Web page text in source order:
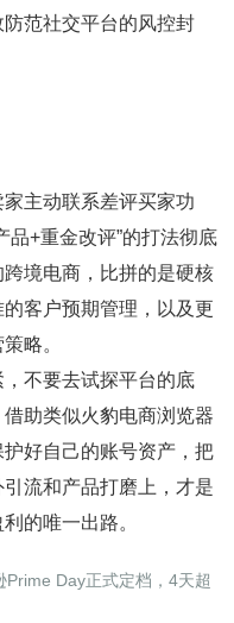
范社交平台的风控封
主动联系差评买家功
品+重金改评”的打法彻底
境电商，比拼的是硬核
客户预期管理，以及更
略。
不要去试探平台的底
助类似火豹电商浏览器
好自己的账号资产，把
流和产品打磨上，才是
的唯一出路。
Prime Day正式定档，4天超